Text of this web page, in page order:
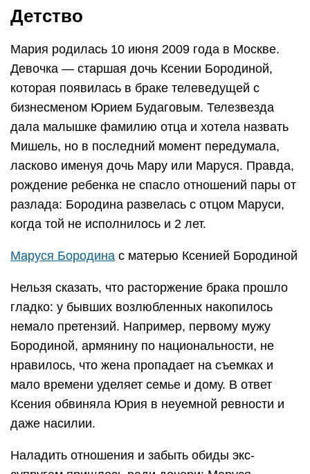
Детство
Мария родилась 10 июня 2009 года в Москве.
Девочка — старшая дочь Ксении Бородиной,
которая появилась в браке телеведущей с
бизнесменом Юрием Будаговым. Телезвезда
дала малышке фамилию отца и хотела назвать
Мишель, но в последний момент передумала,
ласково именуя дочь Мару или Маруся. Правда,
рождение ребенка не спасло отношений пары от
разлада: Бородина развелась с отцом Маруси,
когда той не исполнилось и 2 лет.
Маруся Бородина с матерью Ксенией Бородиной
Нельзя сказать, что расторжение брака прошло
гладко: у бывших возлюбленных накопилось
немало претензий. Например, первому мужу
Бородиной, армянину по национальности, не
нравилось, что жена пропадает на съемках и
мало времени уделяет семье и дому. В ответ
Ксения обвиняла Юрия в неуемной ревности и
даже насилии.
Наладить отношения и забыть обиды экс-